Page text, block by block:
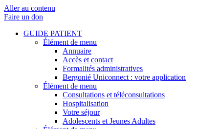
Aller au contenu
Faire un don
GUIDE PATIENT
Élément de menu
Annuaire
Accès et contact
Formalités administratives
Bergonié Uniconnect : votre application
Élément de menu
Consultations et téléconsultations
Hospitalisation
Votre séjour
Adolescents et Jeunes Adultes